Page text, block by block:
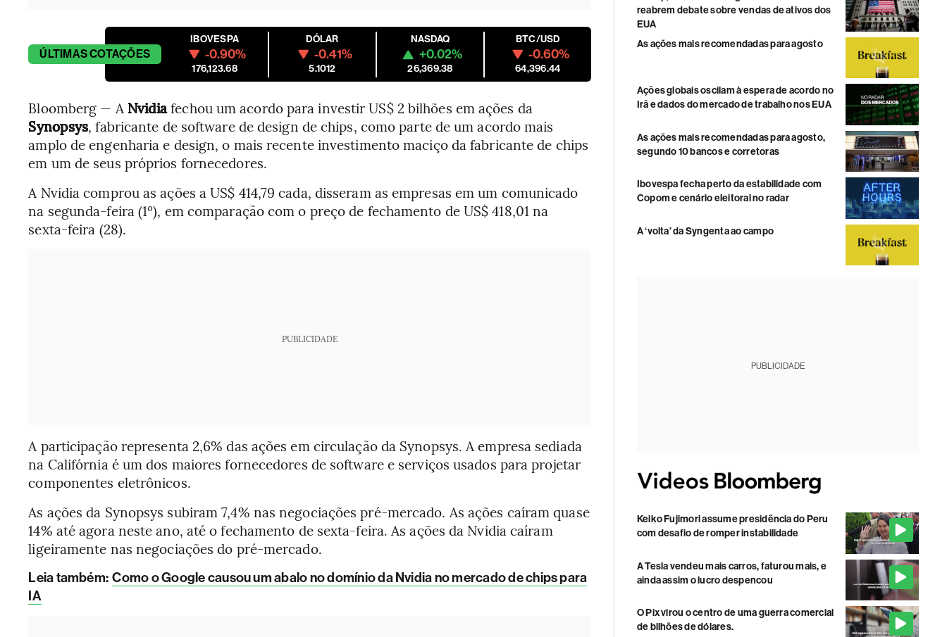
ÚLTIMASCOTAÇÕES
IBOVESPA
-0.90%
176,123.68
DÓLAR
-0.41%
5.1012
NASDAQ
+0.02%
26,369.38
BTC/USD
-0.60%
64,396.44
Bloomberg — A Nvidiafechou um acordo para investir US$ 2 bilhões em ações da
Synopsys, fabricante de software de design de chips, como parte de um acordo mais
amplo de engenharia e design, o mais recente investimento maciço da fabricante de chips
em um de seus próprios fornecedores.
A Nvidia comprou as ações a US$ 414,79 cada, disseram as empresas em um comunicado
na segunda-feira (1º), em comparação com o preço de fechamento de US$ 418,01 na
sexta-feira (28).
PUBLICIDADE
A participação representa 2,6% das ações em circulação da Synopsys. A empresa sediada
na Califórnia é um dos maiores fornecedores de software e serviços usados para projetar
componentes eletrônicos.
As ações da Synopsys subiram 7,4% nas negociações pré-mercado. As ações caíram quase
14% até agora neste ano, até o fechamento de sexta-feira. As ações da Nvidia caíram
ligeiramente nas negociações do pré-mercado.
Leia também: Como o Google causou um abalo no domínio da Nvidia no mercado de chips para
IA
reabrem debate sobre vendas de ativos dos
EUA
As ações mais recomendadas para agosto
Ações globais oscilam à espera de acordo no
Irã e dados do mercado de trabalho nos EUA
As ações mais recomendadas para agosto,
segundo 10 bancos e corretoras
Ibovespa fecha perto da estabilidade com
Copom e cenário eleitoral no radar
A ‘volta’ da Syngenta ao campo
PUBLICIDADE
Keiko Fujimori assume presidência do Peru
com desafio de romper instabilidade
A Tesla vendeu mais carros, faturou mais, e
ainda assim o lucro despencou
O Pix virou o centro de uma guerra comercial
de bilhões de dólares.